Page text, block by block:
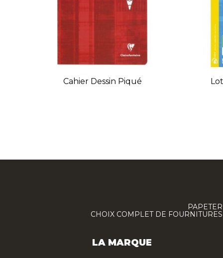
Cahier Dessin Piqué
CHOIX COMPLET DE
LA MARQUE